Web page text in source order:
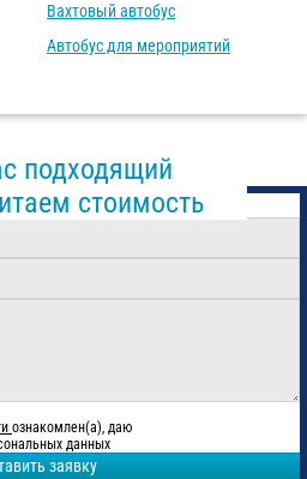
Вахтовый автобус
Автобус для мероприятий
подходящий
стоимость
ознакомлен(а), даю
данных
заявку